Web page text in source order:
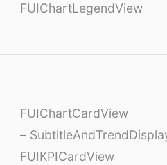
FUIChartLegendView
FUIChartCardView
–
FUIKPICardView